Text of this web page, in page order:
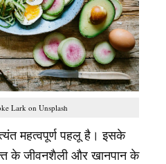
Lark on Unsplash
महत्वपूर्ण पहलू है। इसके
के जीवनशैली और खानपान के